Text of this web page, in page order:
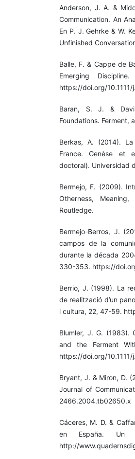
Anderson, J. A. &
Communication. An
En P. J. Gehrke & W.
Unfinished
Balle, F. & Cappe de
Emerging
https://doi.org/
Baran, S. J. &
Foundations. Ferment,
Berkas, A. (2014).
France. Genèse et
doctoral). Universidad
Bermejo, F. (2009).
Otherness,
Routledge.
Bermejo-Berros, J.
campos de la
durante la década
330-353. https://
Berrio, J. (1998). La
de realització d’un
i cultura, 22, 47-59.
Blumler, J. G. (1983).
and the Ferment
https://doi.org/
Bryant, J. & Miron, D.
Journal of
2466.2004.tb02650.x
Cáceres, M. D. &
en España. Un
http://